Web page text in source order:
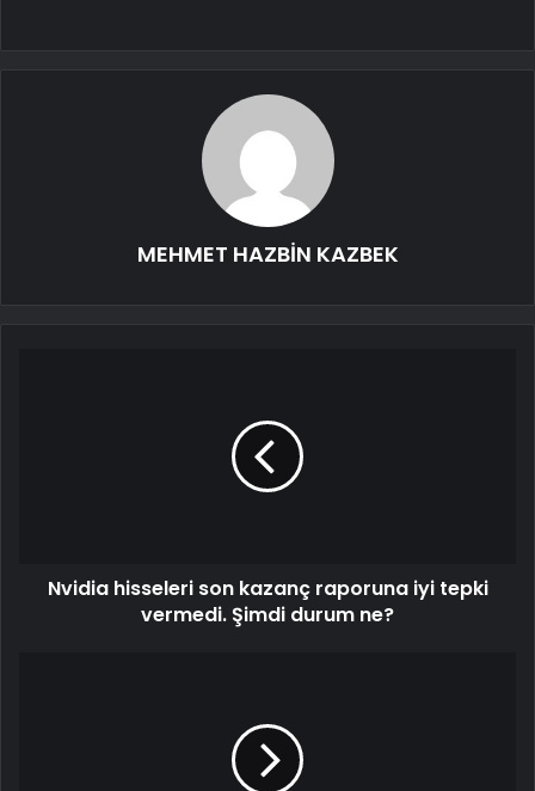
MEHMET HAZBİN KAZBEK
Nvidia hisseleri son kazanç raporuna iyi tepki
vermedi. Şimdi durum ne?